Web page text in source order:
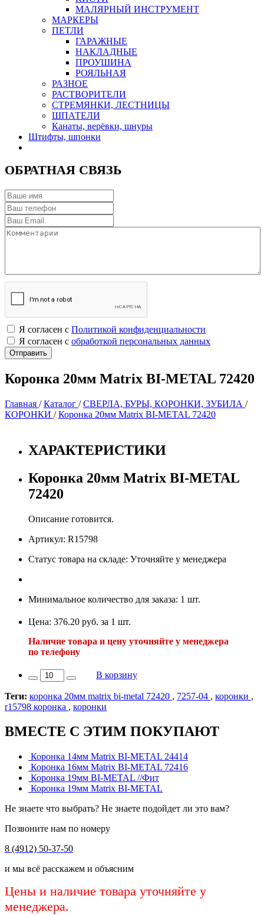
МАЛЯРНЫЙ ИНСТРУМЕНТ
МАРКЕРЫ
ПЕТЛИ
ГАРАЖНЫЕ
НАКЛАДНЫЕ
ПРОУШИНА
РОЯЛЬНАЯ
РАЗНОЕ
РАСТВОРИТЕЛИ
СТРЕМЯНКИ, ЛЕСТНИЦЫ
ШПАТЕЛИ
Канаты, верёвки, шнуры
Штифты, шпонки
ОБРАТНАЯ СВЯЗЬ
Я согласен с Политикой конфиденциальности
Я согласен с обработкой персональных данных
Коронка 20мм Matrix BI-METAL 72420
Главная /Каталог /СВЕРЛА, БУРЫ, КОРОНКИ, ЗУБИЛА /
КОРОНКИ /Коронка 20мм Matrix BI-METAL 72420
ХАРАКТЕРИСТИКИ
Коронка 20мм Matrix BI-METAL
72420
Описание готовится.
Артикул: R15798
Статус товара на складе: Уточняйте у менеджера
Минимальное количество для заказа: 1 шт.
Цена: 376.20 руб. за 1 шт.
Наличие товара и цену уточняйте у менеджера
по телефону
В корзину
Теги: коронка 20мм matrix bi-metal 72420 , 7257-04 , коронки ,
r15798 коронка , коронки
ВМЕСТЕ С ЭТИМ ПОКУПАЮТ
Коронка 14мм Matrix BI-METAL 24414
Коронка 16мм Matrix BI-METAL 72416
Коронка 19мм BI-METAL //Фит
Коронка 19мм Matrix BI-METAL
Не знаете что выбрать? Не знаете подойдет ли это вам?
Позвоните нам по номеру
8 (4912) 50-37-50
и мы всё расскажем и объясним
Цены и наличие товара уточняйте у
менеджера.